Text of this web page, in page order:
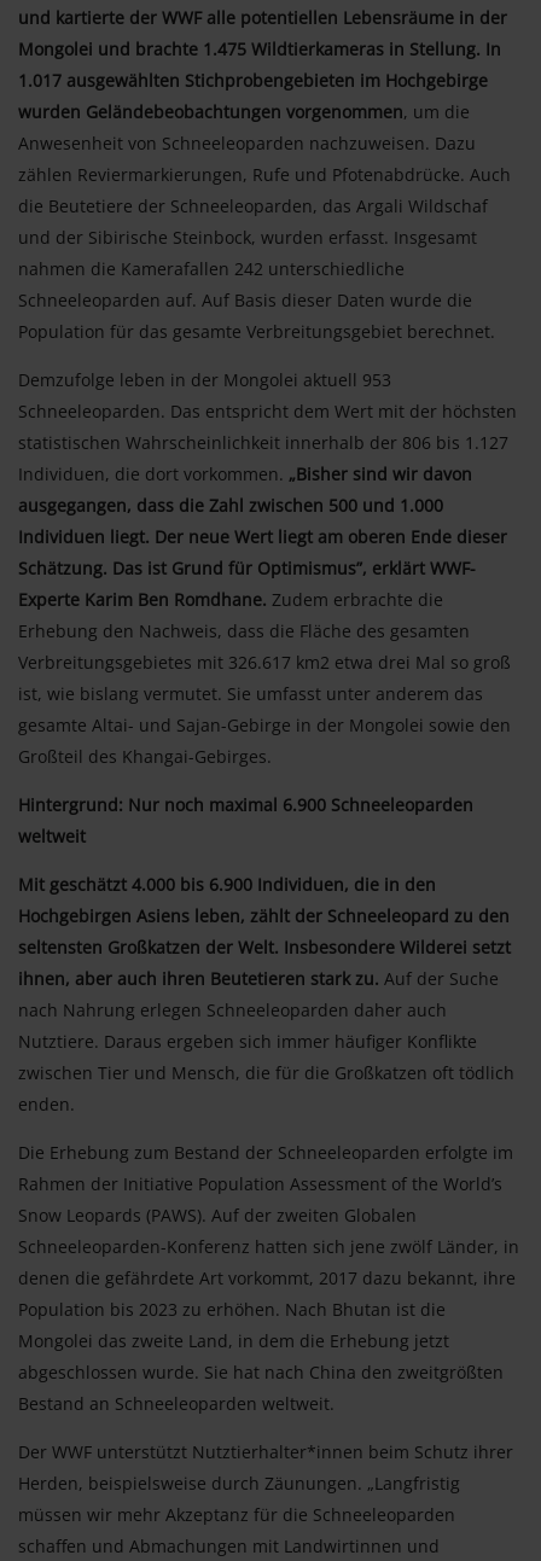
und kartierte der WWF alle potentiellen Lebensräume in der
Mongolei und brachte 1.475 Wildtierkameras in Stellung. In
1.017 ausgewählten Stichprobengebieten im Hochgebirge
wurden Geländebeobachtungen vorgenommen, um die
Anwesenheit von Schneeleoparden nachzuweisen. Dazu
zählen Reviermarkierungen, Rufe und Pfotenabdrücke. Auch
die Beutetiere der Schneeleoparden, das Argali Wildschaf
und der Sibirische Steinbock, wurden erfasst. Insgesamt
nahmen die Kamerafallen 242 unterschiedliche
Schneeleoparden auf. Auf Basis dieser Daten wurde die
Population für das gesamte Verbreitungsgebiet berechnet.
Demzufolge leben in der Mongolei aktuell 953
Schneeleoparden. Das entspricht dem Wert mit der höchsten
statistischen Wahrscheinlichkeit innerhalb der 806 bis 1.127
Individuen, die dort vorkommen. „Bisher sind wir davon
ausgegangen, dass die Zahl zwischen 500 und 1.000
Individuen liegt. Der neue Wert liegt am oberen Ende dieser
Schätzung. Das ist Grund für Optimismus”, erklärt WWF-
Experte Karim Ben Romdhane. Zudem erbrachte die
Erhebung den Nachweis, dass die Fläche des gesamten
Verbreitungsgebietes mit 326.617 km2 etwa drei Mal so groß
ist, wie bislang vermutet. Sie umfasst unter anderem das
gesamte Altai- und Sajan-Gebirge in der Mongolei sowie den
Großteil des Khangai-Gebirges.
Hintergrund: Nur noch maximal 6.900 Schneeleoparden
weltweit
Mit geschätzt 4.000 bis 6.900 Individuen, die in den
Hochgebirgen Asiens leben, zählt der Schneeleopard zu den
seltensten Großkatzen der Welt. Insbesondere Wilderei setzt
ihnen, aber auch ihren Beutetieren stark zu. Auf der Suche
nach Nahrung erlegen Schneeleoparden daher auch
Nutztiere. Daraus ergeben sich immer häufiger Konflikte
zwischen Tier und Mensch, die für die Großkatzen oft tödlich
enden.
Die Erhebung zum Bestand der Schneeleoparden erfolgte im
Rahmen der Initiative Population Assessment of the World’s
Snow Leopards (PAWS). Auf der zweiten Globalen
Schneeleoparden-Konferenz hatten sich jene zwölf Länder, in
denen die gefährdete Art vorkommt, 2017 dazu bekannt, ihre
Population bis 2023 zu erhöhen. Nach Bhutan ist die
Mongolei das zweite Land, in dem die Erhebung jetzt
abgeschlossen wurde. Sie hat nach China den zweitgrößten
Bestand an Schneeleoparden weltweit.
Der WWF unterstützt Nutztierhalter*innen beim Schutz ihrer
Herden, beispielsweise durch Zäunungen. „Langfristig
müssen wir mehr Akzeptanz für die Schneeleoparden
schaffen und Abmachungen mit Landwirtinnen und